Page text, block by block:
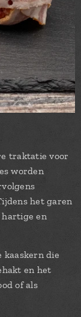
traktatie voor
worden
het garen
hartige en
kaaskern die
en het
of als